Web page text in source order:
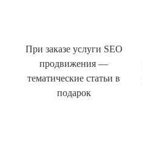
При заказе услуги SEO
продвижения —
тематические статьи в
подарок